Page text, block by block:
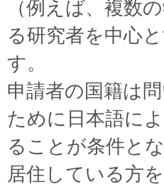
（例えば、複数
る研究者を中心
す。
申請者の国籍は
ために日本語に
ることが条件と
居住している方